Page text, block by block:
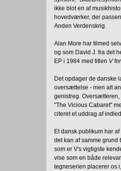
ikke blot en af
hovedværker, der
Anden Verdenskrig.
Alan More har tilmed
og som David J. fra det
EP i 1984 med titlen V
Det opdager de danske
oversættelse - men alt
genistreg. Oversætteren,
"The Vicious Cabaret"
citeret et uddrag af
Et dansk publikum har
det kan af samme
som er V's vigtigste
vise som en både
tegneserien placerer os